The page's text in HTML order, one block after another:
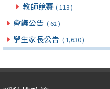
教師競賽 ( 113 )
會議公告 ( 62 )
學生家長公告 ( 1,630 )